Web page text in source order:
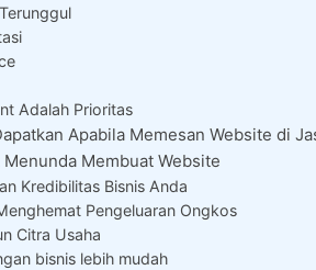
Adalah Prioritas
Apabila Memesan Website di
Menunda Membuat Website
Kredibilitas Bisnis Anda
Pengeluaran Ongkos
Citra Usaha
bisnis lebih mudah